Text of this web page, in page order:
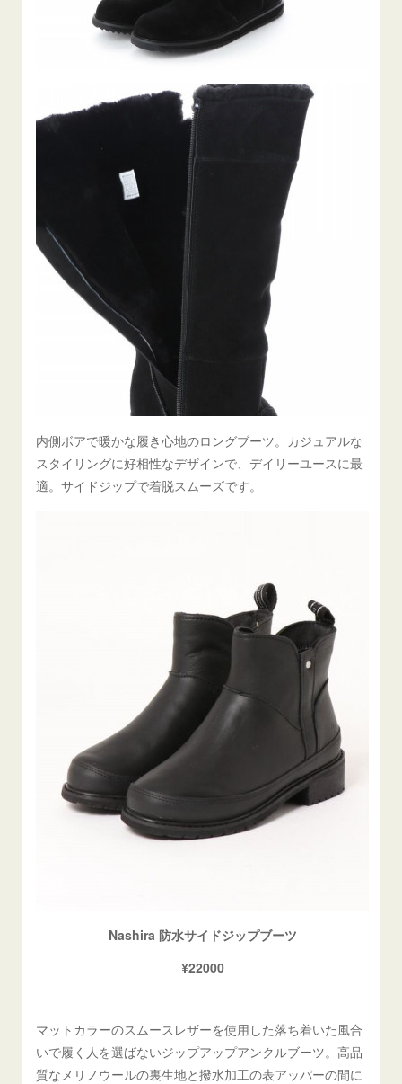
内側ボアで暖かな履き心地のロングブーツ。カジュアルな
スタイリングに好相性なデザインで、デイリーユースに最
適。サイドジップで着脱スムーズです。
Nashira 防水サイドジップブーツ
¥22000
マットカラーのスムースレザーを使用した落ち着いた風合
いで履く人を選ばないジップアップアンクルブーツ。高品
質なメリノウールの裏生地と撥水加工の表アッパーの間に